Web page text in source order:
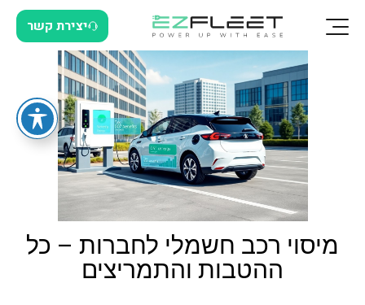
יצירת קשר
מיסוי רכב חשמלי לחברות – כל
ההטבות והתמריצים